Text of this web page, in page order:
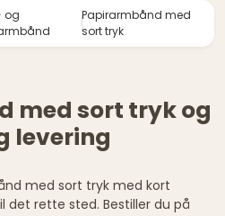
og
Papirarmbånd med
sort tryk
med sort tryk og
levering
med sort tryk med kort
det rette sted. Bestiller du på